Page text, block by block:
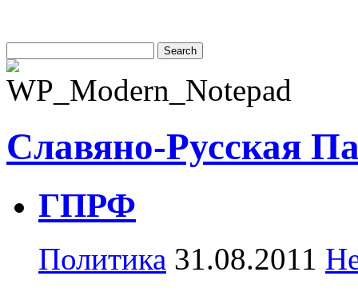
Славяно-Русская
ГПРФ
Политика 31.08.2011